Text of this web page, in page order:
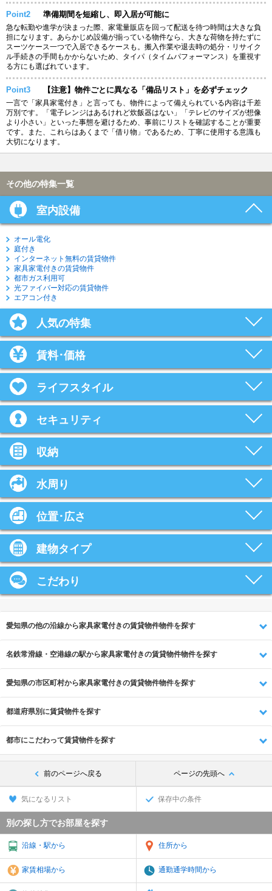
Point2 準備期間を短縮し、即入居が可能に
急な転勤や進学が決まった際、家電量販店を回って配送を待つ時間は大きな負
担になります。あらかじめ設備が揃っている物件なら、大きな荷物を持たずに
スーツケース一つで入居できるケースも。搬入作業や退去時の処分・リサイク
ル手続きの手間もかからないため、タイパ（タイムパフォーマンス）を重視す
る方にも選ばれています。
Point3 【注意】物件ごとに異なる「備品リスト」を必ずチェック
一言で「家具家電付き」と言っても、物件によって備えられている内容は千差
万別です。「電子レンジはあるけれど炊飯器はない」「テレビのサイズが想像
より小さい」といった事態を避けるため、事前にリストを確認することが重要
です。また、これらはあくまで「借り物」であるため、丁寧に使用する意識も
大切になります。
その他の特集一覧
室内設備
オール電化
庭付き
インターネット無料の賃貸物件
家具家電付きの賃貸物件
都市ガス利用可
光ファイバー対応の賃貸物件
エアコン付き
人気の特集
賃料･価格
ライフスタイル
セキュリティ
収納
水周り
位置･広さ
建物タイプ
こだわり
愛知県の他の沿線から家具家電付きの賃貸物件物件を探す
名鉄常滑線・空港線の駅から家具家電付きの賃貸物件物件を探す
愛知県の市区町村から家具家電付きの賃貸物件物件を探す
都道府県別に賃貸物件を探す
都市にこだわって賃貸物件を探す
前のページへ戻る ページの先頭へ
気になるリスト 保存中の条件
別の探し方でお部屋を探す
沿線・駅から 住所から
家賃相場から 通勤通学時間から